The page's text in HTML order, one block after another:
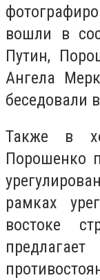
вошли в
Путин,
Ангела
беседовали
Также в
Порошенко
рамках
востоке